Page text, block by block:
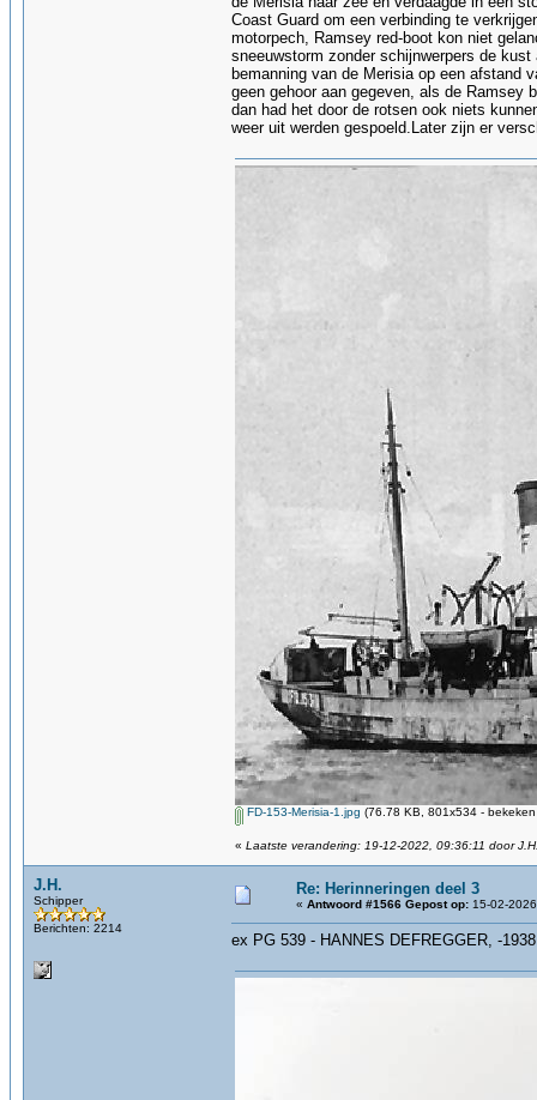
Coast Guard om een verbinding te
motorpech, Ramsey red-boot kon niet
sneeuwstorm zonder schijnwerpers de
bemanning van de Merisia op een afstand
geen gehoor aan gegeven, als de Ramsey
dan had het door de rotsen ook niets
weer uit werden gespoeld.Later zijn er
FD-153-Merisia-1.jpg (76.78 KB, 801x534 -
« Laatste verandering: 19-12-2022, 09:36:11 door
J.H.
Schipper
Berichten: 2214
Re: Herinneringen deel 3
« Antwoord #1566 Gepost op: 15-02-
ex PG 539 - HANNES DEFREGGER, -